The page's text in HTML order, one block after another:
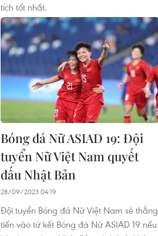
tích tốt nhất.
Bóng đá Nữ ASIAD 19: Đội
tuyển Nữ Việt Nam quyết
đấu Nhật Bản
28/09/2023 04:19
Đội tuyển Bóng đá Nữ Việt Nam sẽ thẳng
tiến vào tứ kết Bóng đá Nữ ASIAD 19 nếu